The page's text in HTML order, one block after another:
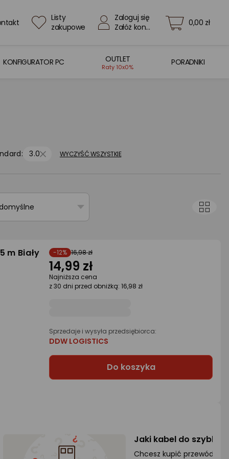
Listy
zakupowe
Zaloguj się
Załóż konto
0,00 zł
KONFIGURATOR PC OUTLET
Raty 10x0%
PORADNIKI
3.0 WYCZYŚĆ WSZYSTKIE
m Biały -12% 16,98 zł
14,99 zł
Najniższa cena
z 30 dni przed obniżką: 16,98 zł
Sprzedaje i wysyła przedsiębiorca:
DDW LOGISTICS
Do koszyka
Jaki kabel do
Chcesz kupić przewód